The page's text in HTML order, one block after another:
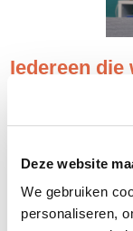
Deze website
We gebruiken
personaliseren,
Iedereen
Kijk,
YouTube. De Yule
Deze nachten zijn
kortste dag dan